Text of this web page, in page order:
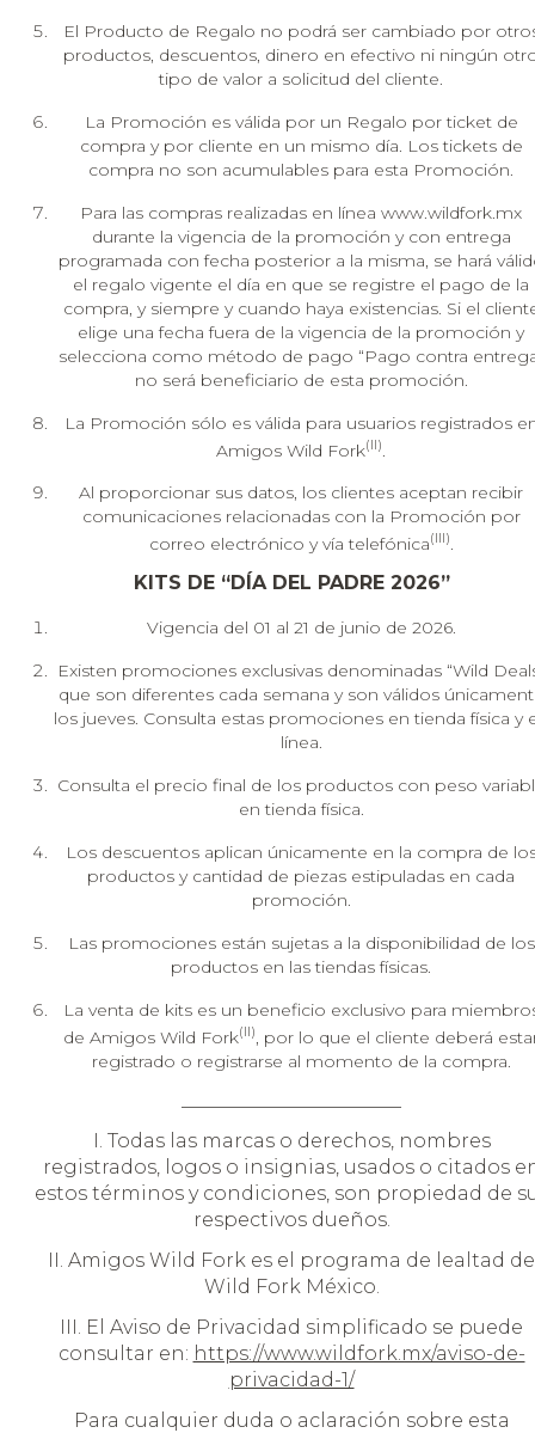
El Producto de Regalo no podrá ser cambiado por
productos, descuentos, dinero en efectivo ni ningún
tipo de valor a solicitud del cliente.
La Promoción es válida por un Regalo por ticket de
compra y por cliente en un mismo día. Los tickets de
compra no son acumulables para esta Promoción.
Para las compras realizadas en línea www.wildfork.mx
durante la vigencia de la promoción y con entrega
programada con fecha posterior a la misma, se hará
el regalo vigente el día en que se registre el pago de la
compra, y siempre y cuando haya existencias. Si el
elige una fecha fuera de la vigencia de la promoción y
selecciona como método de pago “Pago contra
no será beneficiario de esta promoción.
La Promoción sólo es válida para usuarios registrados
Amigos Wild Fork(II)
Al proporcionar sus datos, los clientes aceptan recibir
comunicaciones relacionadas con la Promoción por
correo electrónico y vía telefónica(III).
KITS DE “DÍA DEL PADRE 2026”
Vigencia del 01 al 21 de junio de 2026.
Existen promociones exclusivas denominadas “Wild
que son diferentes cada semana y son válidos
los jueves. Consulta estas promociones en tienda física y
línea.
Consulta el precio final de los productos con peso
en tienda física.
Los descuentos aplican únicamente en la compra de
productos y cantidad de piezas estipuladas en cada
promoción.
Las promociones están sujetas a la disponibilidad de los
productos en las tiendas físicas.
La venta de kits es un beneficio exclusivo para
de Amigos Wild Fork(II), por lo que el cliente deberá
registrado o registrarse al momento de la compra.
I. Todas las marcas o derechos, nombres
registrados, logos o insignias, usados o citados
estos términos y condiciones, son propiedad de
respectivos dueños.
II. Amigos Wild Fork es el programa de lealtad de
Wild Fork México.
III. El Aviso de Privacidad simplificado se puede
consultar en: https://www.wildfork.mx/aviso-de-
privacidad-1/
Para cualquier duda o aclaración sobre esta